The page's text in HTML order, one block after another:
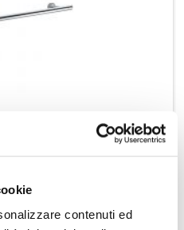
contenuti ed
Link B2473